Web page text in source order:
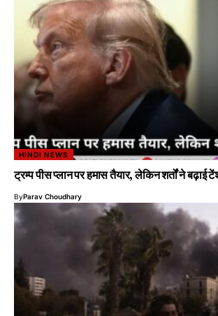
HINDI NEWS
ट्रम्प पीस प्लान पर हमास तैयार, लेकिन शर्तों ने बढ़ाई
ByParav Choudhary